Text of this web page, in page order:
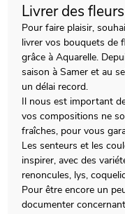
Livrer des
Pour faire plaisir,
livrer vos bouquets de
grâce à Aquarelle.
saison à Samer et au
un délai record.
Il nous est important
vos compositions ne
fraîches, pour vous
Les senteurs et les
inspirer, avec des
renoncules, lys,
Pour être encore un
documenter